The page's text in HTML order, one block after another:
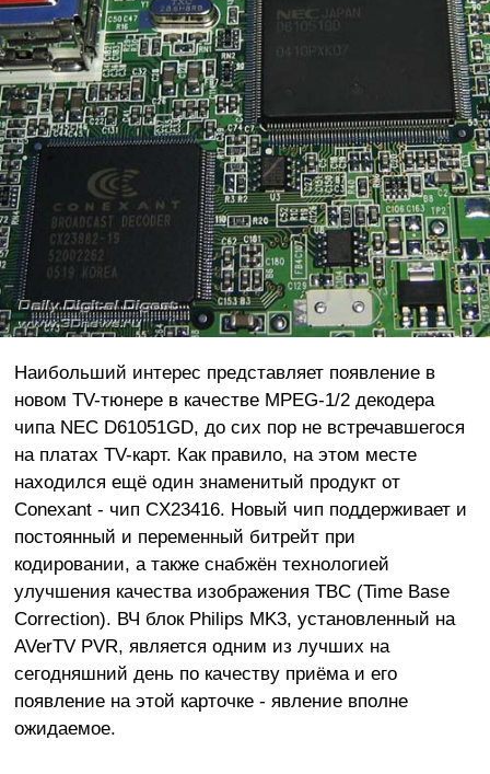
Наибольший интерес представляет появление в
новом TV-тюнере в качестве MPEG-1/2 декодера
чипа NEC D61051GD, до сих пор не встречавшегося
на платах TV-карт. Как правило, на этом месте
находился ещё один знаменитый продукт от
Conexant - чип CX23416. Новый чип поддерживает и
постоянный и переменный битрейт при
кодировании, а также снабжён технологией
улучшения качества изображения TBC (Time Base
Correction). ВЧ блок Philips MK3, установленный на
AVerTV PVR, является одним из лучших на
сегодняшний день по качеству приёма и его
появление на этой карточке - явление вполне
ожидаемое.